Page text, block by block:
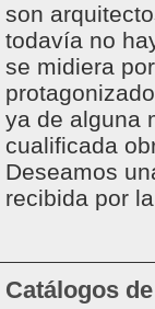
son
todavía no
se midiera
ya de alguna
cualificada
Deseamos
recibida por
Catálogos